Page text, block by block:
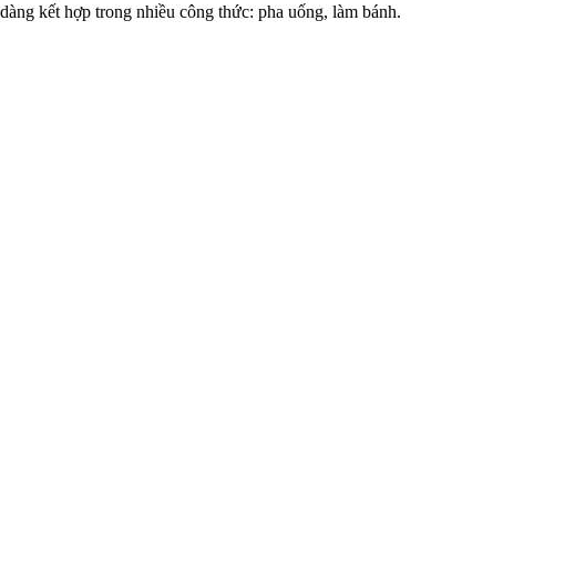
kết hợp trong nhiều công thức: pha uống, làm bánh.